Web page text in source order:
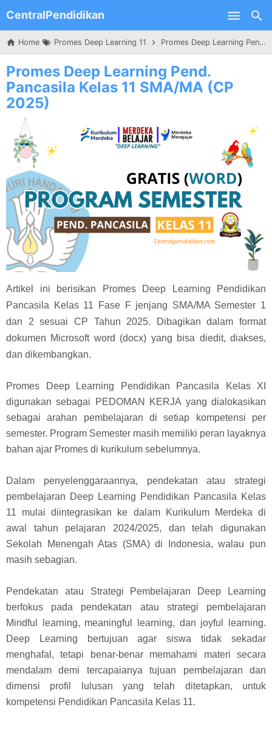
Skip to main content
CentralPendidikan
Home Promes Deep Learning 11 Promes Deep Learning Pend. Pancasila Kelas 11 SMA/MA (CP 2025)
Promes Deep Learning Pend.
Pancasila Kelas 11 SMA/MA (CP
2025)
Artikel ini berisikan Promes Deep Learning Pendidikan
Pancasila Kelas 11 Fase F jenjang SMA/MA Semester 1
dan 2 sesuai CP Tahun 2025. Dibagikan dalam format
dokumen Microsoft word (docx) yang bisa diedit, diakses,
dan dikembangkan.
Promes Deep Learning Pendidikan Pancasila Kelas XI
digunakan sebagai PEDOMAN KERJA yang dialokasikan
sebagai arahan pembelajaran di setiap kompetensi per
semester. Program Semester masih memiliki peran layaknya
bahan ajar Promes di kurikulum sebelumnya.
Dalam penyelenggaraannya, pendekatan atau strategi
pembelajaran Deep Learning Pendidikan Pancasila Kelas
11 mulai diintegrasikan ke dalam Kurikulum Merdeka di
awal tahun pelajaran 2024/2025, dan telah digunakan
Sekolah Menengah Atas (SMA) di Indonesia, walau pun
masih sebagian.
Pendekatan atau Strategi Pembelajaran Deep Learning
berfokus pada pendekatan atau strategi pembelajaran
Mindful learning, meaningful learning, dan joyful learning.
Deep Learning bertujuan agar siswa tidak sekadar
menghafal, tetapi benar-benar memahami materi secara
mendalam demi tercapaianya tujuan pembelajaran dan
dimensi profil lulusan yang telah ditetapkan, untuk
kompetensi Pendidikan Pancasila Kelas 11.